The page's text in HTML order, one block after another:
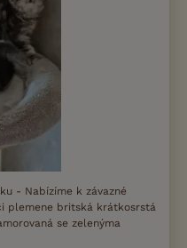
- Nabízíme k závazné
plemene britská krátkosrstá
se zelenýma